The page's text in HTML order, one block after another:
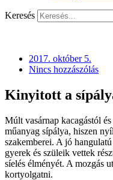
Keresés
2017. október 5.
Nincs hozzászólás
Kinyitott a
Múlt vasárnap kacagástól
műanyag sípálya, hiszen
szakemberei. A jó
gyerek és szüleik vettek
síelés élményét. A mozgás
kortyolgatni.